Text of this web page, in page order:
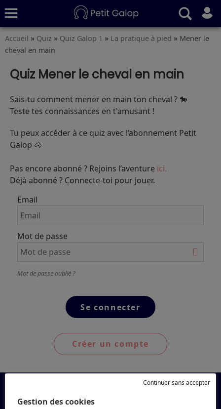
Quiz
Conseils
Fiches
S’abonner
Accueil » Quiz » Quiz Galop 1 » La pratique à pied » Mener le
cheval en main
Quiz Mener le cheval en main
Sais-tu comment mener en main ton cheval ? 🐎
Teste tes connaissances en t'amusant !
Tu peux accéder à ce quiz avec l’abonnement Petit
Galop 🐴
Pas encore abonné ? Rejoins l’aventure ici.
Déjà abonné ? Connecte-toi pour jouer.
Email
Mot de passe
Mot de passe oublié ?
Créer un compte
Gestion des cookies
Continuer sans accepter